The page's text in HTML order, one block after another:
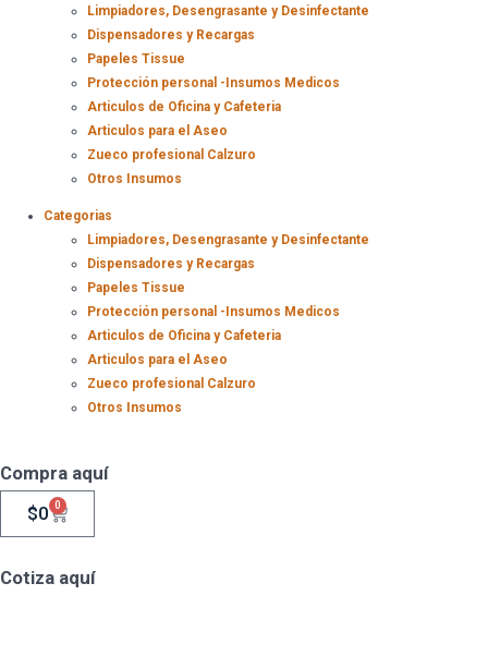
Limpiadores, Desengrasante y Desinfectante
Dispensadores y Recargas
Papeles Tissue
Protección personal -Insumos Medicos
Articulos de Oficina y Cafeteria
Articulos para el Aseo
Zueco profesional Calzuro
Otros Insumos
Categorias
Limpiadores, Desengrasante y Desinfectante
Dispensadores y Recargas
Papeles Tissue
Protección personal -Insumos Medicos
Articulos de Oficina y Cafeteria
Articulos para el Aseo
Zueco profesional Calzuro
Otros Insumos
Compra aquí
$0 0
Cotiza aquí